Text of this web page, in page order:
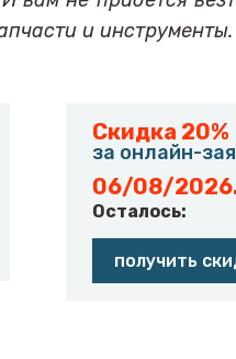
и инструменты.
Скидка 20%
за онлайн-
06/08/
Осталось:
получить